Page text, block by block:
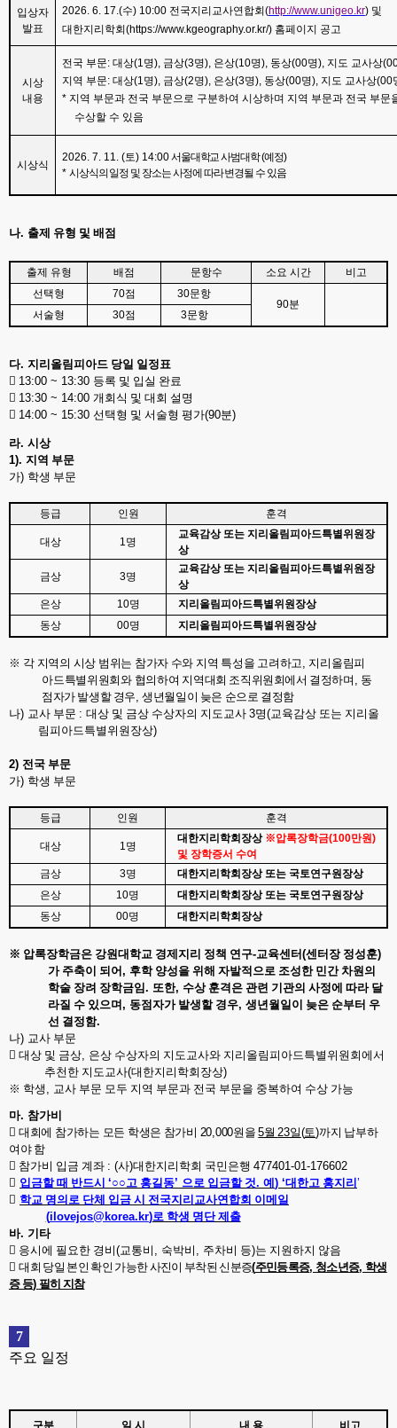
입상자
발표
2026. 6. 17.(수) 10:00 전국지리교사연합회 (http://www.unigeo.kr) 및
대한지리학회 (https://www.kgeography.or.kr/) 홈페이지 공고
시상
내용
전국 부문: 대상(1명), 금상(3명), 은상(10명), 동상(00명), 지도 교사상
지역 부문: 대상(1명), 금상(2명), 은상(3명), 동상(00명), 지도 교사상(00
* 지역 부문과 전국 부문으로 구분하여 시상하며 지역 부문과 전국 부문
수상할 수 있음
시상식
2026. 7. 11. (토) 14:00서울대학교 사범대학(예정)
* 시상식의 일정 및 장소는 사정에 따라 변경될 수 있음
나. 출제 유형 및 배점
출제 유형 배점 문항수 소요 시간
비고
선택형
70점 30문항
90분
서술형
30점 3문항
다. 지리올림피아드 당일 일정표
 13:00 ~ 13:30 등록 및 입실 완료
 13:30 ~ 14:00 개회식 및 대회 설명
 14:00 ~ 15:30 선택형 및 서술형 평가(90분)
라. 시상
1). 지역 부문
가) 학생 부문
등급 인원 훈격
대상 1 명
교육감상 또는 지리올림피아드특별위원장
상
금상 3명
교육감상 또는 지리올림피아드특별위원장
상
은상
10명
지리올림피아드특별위원장상
동상
00명 지리올림피아드특별위원장상
※ 각 지역의 시상 범위는 참가자 수와 지역 특성을 고려하고
지리올림피
아드특별위원회와 협의하여 지 역대회 조직위원회에서 결정하며
동
점자가 발생할 경우 ,생년월일이 늦은 순으로 결정함
나) 교사 부문 : 대상 및 금상 수상자의 지도교사 3명(교육감상 또는 지리올
림피아드특별위원장상)
2) 전국 부문
가) 학생 부문
등급 인원 훈격
대상 1 명
대한지리학회장상 ※압록장학금(100만원)
및 장학증서 수여
금상
3명
대한지리학회장상 또는 국토연구원장상
은상
10명
대한지리학회장상 또는 국토연구원장상
동상
00명 대한지리학회장상
※ 압록장학금은 강원대학교 경제지리 정책 연구-교육센터(센터장 정성훈)
가 주축이 되어, 후학 양성을 위해 자발적으로 조성한 민간 차원의
학술 장려 장학금임. 또한, 수상 훈격은 관련 기관의 사정에 따라 달
라질 수 있으며, 동점자가 발생할 경우, 생년월일이 늦은 순부터 우
선 결정함.
나) 교사 부문
 대상 및 금상 은상 수상자의 지도교사와 지리올림피아드특별위원회에서
추천한 지도교사(대한지리학회장상)
※ 학생
교사 부문 모두 지역 부문과 전국 부문을 중복하여 수상 가능
마. 참가비
 대회에 참가하는 모든 학생은 참가비 20,000원을5월 23일(토)까지 납부하
여야 함
 참가비 입금 계좌 : (사)대한지리학회 국민은행 477401-01-176602
 입금할 때 반드시 ‘○○ 고 홍길동’ 으로 입금할 것. 예) ‘대한고 홍지리’
 학교 명의로 단체 입금 시 전국지리교사연합회 이메일
(ilovejos@korea.kr)로 학생 명단 제출
바. 기타
 응시에 필요한 경비(교통비 숙박비 주차비 등)는 지원하지 않음
 대회 당일 본인 확인 가능한 사진이 부착된 신분증(주민등록증, 청소년증, 학생
증 등) 필히 지참
7
주요 일정
구분 일 시 내 용 비고